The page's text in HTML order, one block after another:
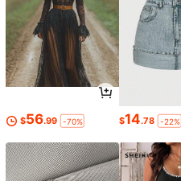
$56.99 -70% $14.78 -22%